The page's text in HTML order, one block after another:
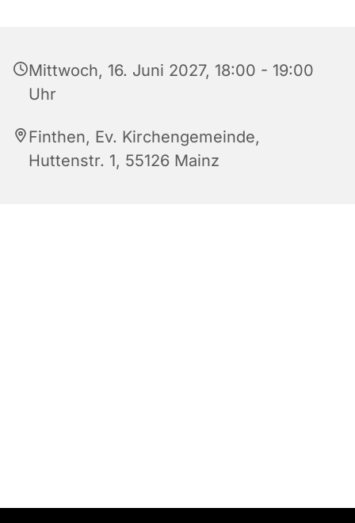
Mittwoch, 16. Juni 2027, 18:00 - 19:00
Uhr
Finthen, Ev. Kirchengemeinde,
Huttenstr. 1, 55126 Mainz